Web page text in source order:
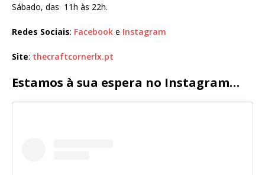
Sábado, das 11h às 22h.
Redes Sociais: Facebook e Instagram
Site: thecraftcornerlx.pt
Estamos à sua espera no Instagram…